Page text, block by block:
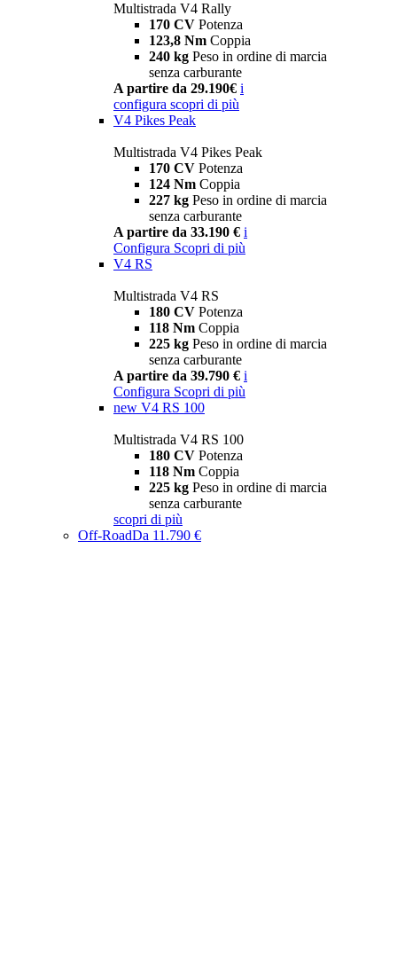
Multistrada V4 Rally
170 CV Potenza
123,8 Nm Coppia
240 kg Peso in ordine di marcia
senza carburante
A partire da 29.190€ i
configura scopri di più
V4 Pikes Peak
Multistrada V4 Pikes Peak
170 CV Potenza
124 Nm Coppia
227 kg Peso in ordine di marcia
senza carburante
A partire da 33.190 € i
Configura Scopri di più
V4 RS
Multistrada V4 RS
180 CV Potenza
118 Nm Coppia
225 kg Peso in ordine di marcia
senza carburante
A partire da 39.790 € i
Configura Scopri di più
new V4 RS 100
Multistrada V4 RS 100
180 CV Potenza
118 Nm Coppia
225 kg Peso in ordine di marcia
senza carburante
scopri di più
Off-RoadDa 11.790 €